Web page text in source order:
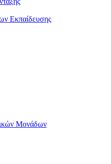
Εκπαίδευσης
Μονάδων